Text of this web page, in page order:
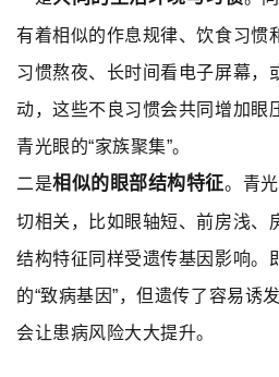
有着相似的作息规律、饮食习惯
习惯熬夜、长时间看电子屏幕，
动，这些不良习惯会共同增加眼
青光眼的“家族聚集”。
二是相似的眼部结构特征。青
切相关，比如眼轴短、前房浅、
结构特征同样受遗传基因影响。
的“致病基因”，但遗传了容易诱
会让患病风险大大提升。